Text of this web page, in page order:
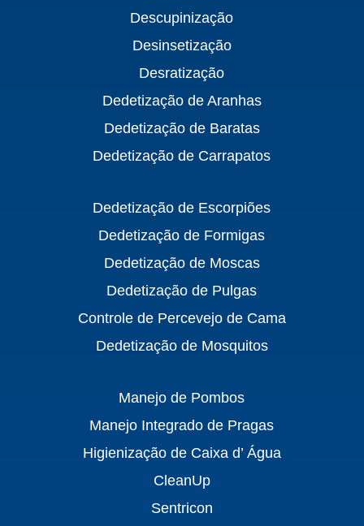
Descupinização
Desinsetização
Desratização
Dedetização de Aranhas
Dedetização de Baratas
Dedetização de Carrapatos
Dedetização de Escorpiões
Dedetização de Formigas
Dedetização de Moscas
Dedetização de Pulgas
Controle de Percevejo de Cama
Dedetização de Mosquitos
Manejo de Pombos
Manejo Integrado de Pragas
Higienização de Caixa d’ Água
CleanUp
Sentricon